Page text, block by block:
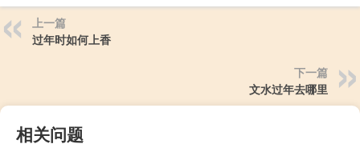
上一篇
过年时如何上香
下一篇
文水过年去哪里
相关问题